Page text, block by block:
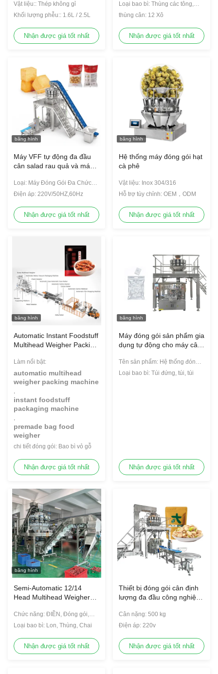
Vật liệu:: Thép không gỉ
Khối lượng phễu:: 1.6L / 2.5L
Nhận được giá tốt nhất
đóng gói máy
Loại bao bì: Thùng các tông,
LON, Chai, Túi đứng, Túi, Phim,
thùng cân: 12 Xô
Nhận được giá tốt nhất
băng hình
Máy VFF tự động đa đầu
cân salad rau quả và máy
Loại: Máy Đóng Gói Đa Chức
Năng
Điện áp: 220V/50HZ,60Hz
Nhận được giá tốt nhất
băng hình
Hệ thống máy đóng gói hạt
cà phê
Vật liệu: Inox 304/316
Hỗ trợ tùy chỉnh: OEM，ODM
Nhận được giá tốt nhất
băng hình
Automatic Instant Foodstuff
Multihead Weigher Packing
Food Packaging Machines
Làm nổi bật:
automatic multihead
weigher packing machine
,
instant foodstuff
packaging machine
,
premade bag food
weigher
chi tiết đóng gói: Bao bì vỏ gỗ
Nhận được giá tốt nhất
băng hình
Máy đóng gói sản phẩm gia
dụng tự động cho máy cân
Tên sản phẩm: Hệ thống đóng
gói cân định lượng nhiều đầu
Loại bao bì: Túi đứng, túi, túi
Nhận được giá tốt nhất
băng hình
Semi-Automatic 12/14
Head Multihead Weigher
đóng gói xúc xích
Chức năng: ĐIỀN, Đóng gói,
Đóng nắp, Niêm phong, đếm
Loại bao bì: Lon, Thùng, Chai
Nhận được giá tốt nhất
Thiết bị đóng gói cân định
lượng đa đầu công nghiệp
Đường Bánh quy Cà phê
Bánh quy Dây chuyền đóng
Cân nặng: 500 kg
Điện áp: 220v
Nhận được giá tốt nhất